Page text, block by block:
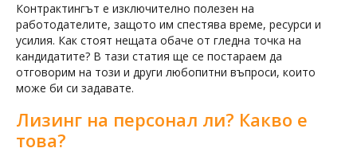
Контрактингът е изключително полезен на
работодателите, защото им спестява време, ресурси и
усилия. Как стоят нещата обаче от гледна точка на
кандидатите? В тази статия ще се постараем да
отговорим на този и други любопитни въпроси, които
може би си задавате.
Лизинг на персонал ли? Какво е
това?